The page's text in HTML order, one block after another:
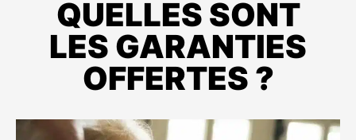
QUELLES SONT
LES GARANTIES
OFFERTES ?